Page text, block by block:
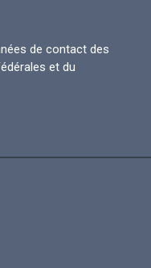
de contact des
et du